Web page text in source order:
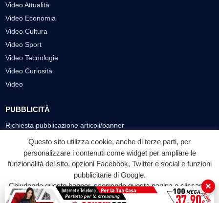
Video Attualità
Video Economia
Video Cultura
Video Sport
Video Tecnologie
Video Curiosità
Video
PUBBLICITÀ
Richiesta pubblicazione articoli/banner
SEGUICI SUI SOCIAL
f
Facebook
◎ ▶
YouTube
Questo sito utilizza cookie, anche di terze parti, per
personalizzare i contenuti come widget per ampliare le
funzionalità del sito, opzioni Facebook, Twitter e social e funzioni
pubblicitarie di Google.
Chiudendo questo banner, scorrendo questa pagina o cliccando
su qualunque suo elemento acconsenti all'uso dei cookie.
×